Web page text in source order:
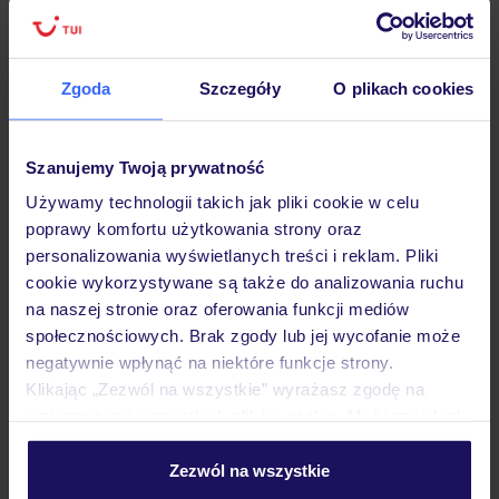
Zgoda Szczegóły O plikach cookies
Szanujemy Twoją prywatność
Używamy technologii takich jak pliki cookie w celu
poprawy komfortu użytkowania strony oraz
personalizowania wyświetlanych treści i reklam. Pliki
cookie wykorzystywane są także do analizowania ruchu
na naszej stronie oraz oferowania funkcji mediów
społecznościowych. Brak zgody lub jej wycofanie może
negatywnie wpłynąć na niektóre funkcje strony.
Klikając „Zezwól na wszystkie” wyrażasz zgodę na
personalizować swój wybór wchodząc w zakładkę
Zezwól na wszystkie
Hotel
Opinie
Pokoje
Wyżywienie